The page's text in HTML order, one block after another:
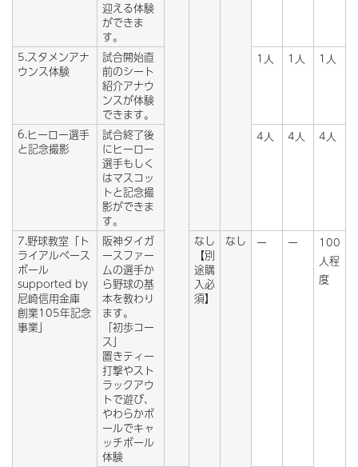
迎える体験
ができま
す。
5.スタメンアナ
ウンス体験
試合開始直
前のシート
紹介アナウ
ンスが体験
できます。
1人 1人 1人
6.ヒーロー選手
と記念撮影
試合終了後
にヒーロー
選手もしく
はマスコッ
トと記念撮
影ができま
す。
4人 4人 4人
7.野球教室「ト
ライアルベース
ボール
supported by
尼崎信用金庫
創業105年記念
事業」
阪神タイガ
ースファー
ムの選手か
ら野球の基
本を教わり
ます。
「初歩コー
ス」
置きティー
打撃やスト
ラックアウ
トで遊び、
やわらかボ
ールでキャ
ッチボール
体験
なし
【別
途購
入必
須】
なし ー ー
100
人程
度